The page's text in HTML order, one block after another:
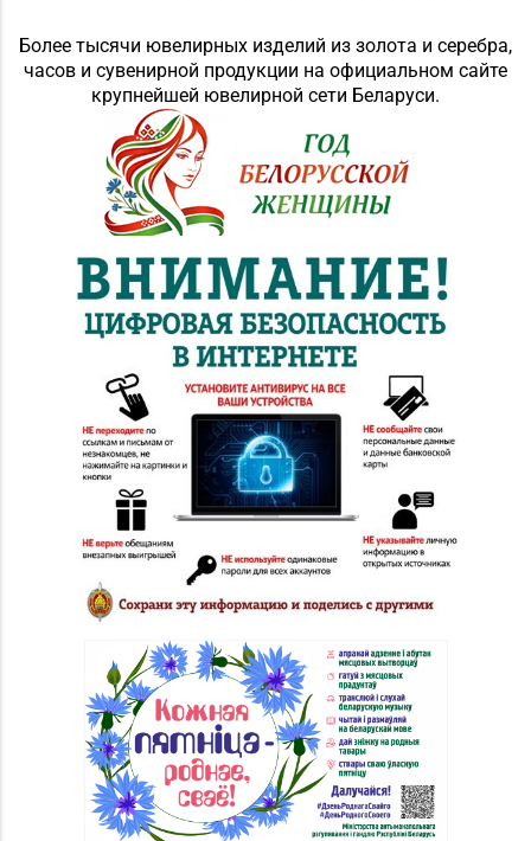
Более тысячи ювелирных изделий из золота и серебра,
часов и сувенирной продукции на официальном сайте
крупнейшей ювелирной сети Беларуси.